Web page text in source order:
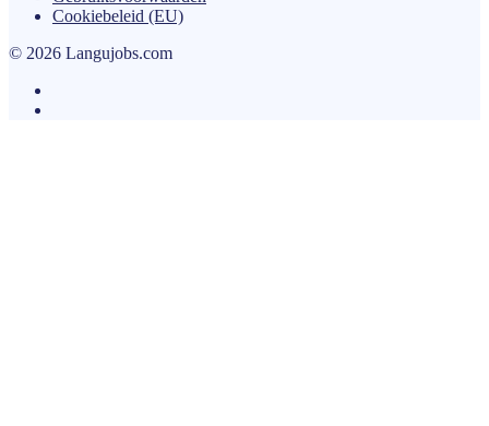
Cookiebeleid (EU)
© 2026 Langujobs.com